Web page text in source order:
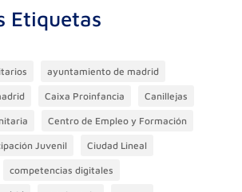
Etiquetas
ayuntamiento de madrid
Caixa Proinfancia Canillejas
Centro de Empleo y Formación
Juvenil Ciudad Lineal
competencias digitales